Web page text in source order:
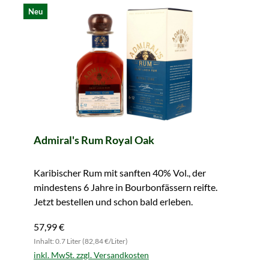
Neu
Admiral's Rum Royal Oak
Karibischer Rum mit sanften 40% Vol., der
mindestens 6 Jahre in Bourbonfässern reifte.
Jetzt bestellen und schon bald erleben.
57,99 €
Inhalt: 0.7 Liter (82,84 €/Liter)
inkl. MwSt. zzgl. Versandkosten